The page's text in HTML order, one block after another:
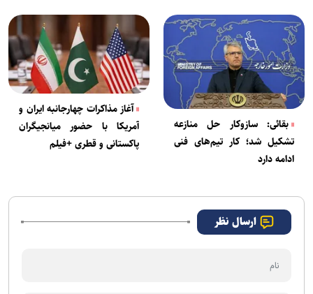
بقائی: سازوکار حل منازعه
تشکیل شد؛ کار تیم‌های فنی
ادامه دارد
آغاز مذاکرات چهارجانبه ایران و
آمریکا با حضور میانجیگران
پاکستانی و قطری +فیلم
ارسال نظر